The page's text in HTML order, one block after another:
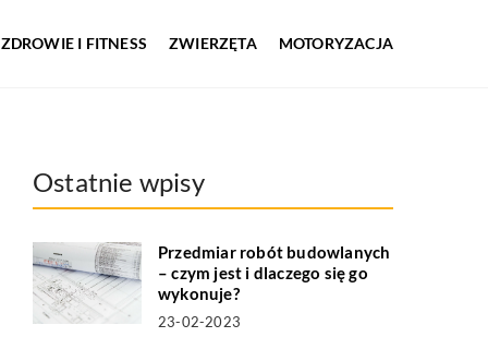
ZDROWIE I FITNESS ZWIERZĘTA MOTORYZACJA
Ostatnie wpisy
Przedmiar robót budowlanych
– czym jest i dlaczego się go
wykonuje?
23-02-2023